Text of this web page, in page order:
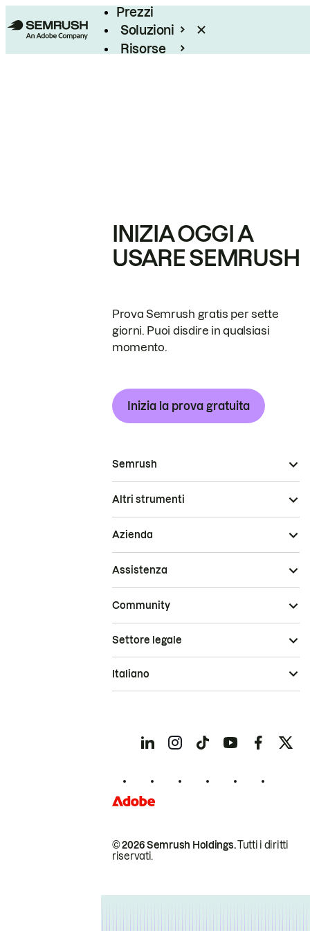
Prezzi
Soluzioni
Risorse
INIZIA OGGI A
USARE SEMRUSH
Prova Semrush gratis per sette
giorni. Puoi disdire in qualsiasi
momento.
Inizia la prova gratuita
Semrush
Altri strumenti
Azienda
Assistenza
Community
© 2026 Semrush Holdings.Tutti i diritti
riservati.
Settore legale
Italiano